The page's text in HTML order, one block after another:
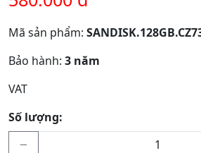
Mã sản phẩm:
Bảo hành: 3 năm
VAT
Số lượng: